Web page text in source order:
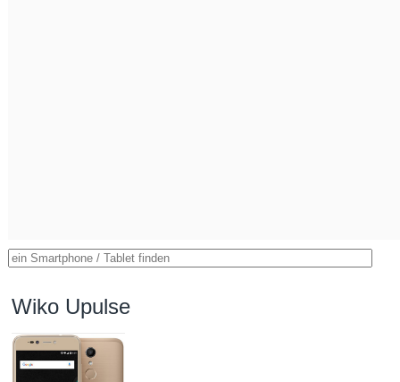
Wiko Upulse